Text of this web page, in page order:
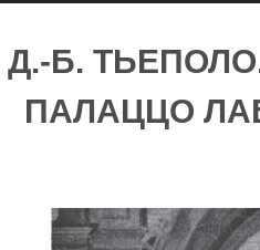
Д.-Б.
ПАЛАЦЦО